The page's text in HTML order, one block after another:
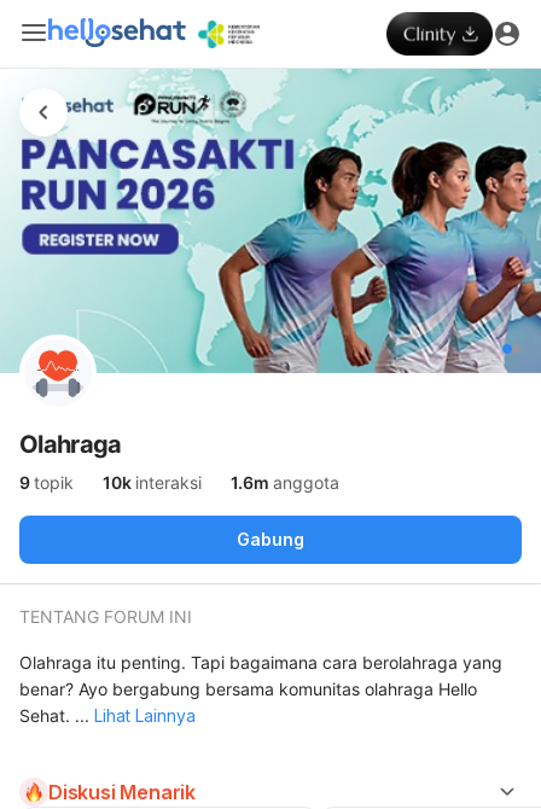
Olahraga
9topik 10k interaksi 1.6m anggota
Gabung
Diskusi Menarik
TENTANG FORUM INI
Olahraga itu penting. Tapi bagaimana cara berolahraga yang
benar? Ayo bergabung bersama komunitas olahraga Hello
Sehat. ... Lihat Lainnya